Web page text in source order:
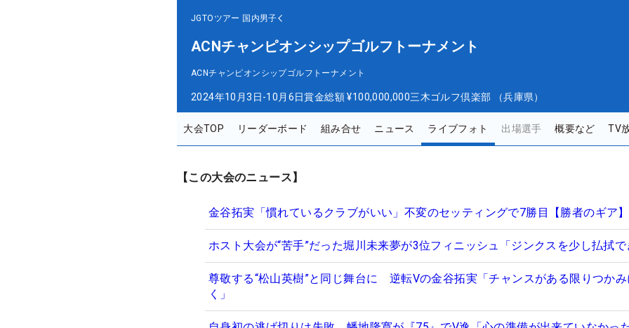
JGTOツアー 国内男子
ACNチャンピオンシップゴルフトーナメント
ACNチャンピオンシップゴルフトーナメント
2024年10月3日-10月6日賞金総額 ¥100,000,000三木ゴルフ倶楽部 （兵庫県）
大会TOP リーダーボード 組み合せ ニュース ライブフォト 出場選手 概要など TV
【この大会のニュース】
金谷拓実「慣れているクラブがいい」不変のセッティングで7勝目【勝者のギア】
ホスト大会が“苦手”だった堀川未来夢が3位フィニッシュ「ジンクスを少し払拭
尊敬する“松山英樹”と同じ舞台に 逆転Vの金谷拓実「チャンスがある限りつか
く」